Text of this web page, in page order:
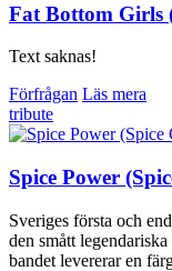
Fat Bottom Girls
Text saknas!
Förfrågan Läs mera
tribute
Spice Power
Sveriges första och
den smått
bandet levererar en